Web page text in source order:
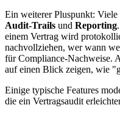
Ein weiterer Pluspunkt:
Audit-Trails und Reporting
einem Vertrag wird
nachvollziehen, wer wann
für Compliance-Nachweise.
auf einen Blick zeigen, wie
Einige typische Features
die ein Vertragsaudit